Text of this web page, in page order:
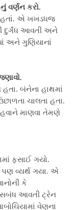
વર્ણન કરો.
એ ખખડધજ
દુર્ગંધ આવતી અને
અને ગુણિયાનાં
હતા. બંનેના હાથમાં
ચાલતા હતા.
માણવા તેમણે
ફસાઈ ગયો.
વ્યર્થ ગયા. એ
કે
આવતી ટ્રેન
વેણુના